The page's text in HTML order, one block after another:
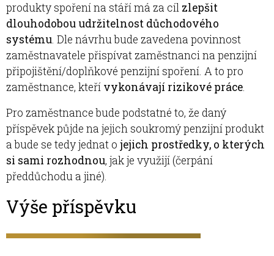
produkty spoření na stáří má za cíl zlepšit
dlouhodobou udržitelnost důchodového
systému. Dle návrhu bude zavedena povinnost
zaměstnavatele přispívat zaměstnanci na penzijní
připojištění/do­plňkové penzijní spoření. A to pro
zaměstnance, kteří vykonávají rizikové práce.
Pro zaměstnance bude podstatné to, že daný
příspěvek půjde na jejich soukromý penzijní produkt
a bude se tedy jednat o jejich prostředky, o kterých
si sami rozhodnou, jak je využijí (čerpání
předdůchodu a jiné).
Výše příspěvku